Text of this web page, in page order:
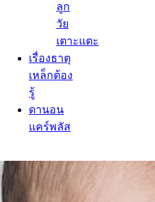
ลูก
วัย
เตาะแตะ
เรื่องธาตุ
เหล็กต้อง
รู้​
ดานอน
แคร์พลัส